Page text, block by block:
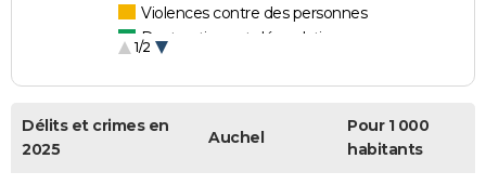
Violences contre des personnes
Destructions et dégradations
1/2
Délits et crimes en
2025
Auchel
Pour 1 000
habitants